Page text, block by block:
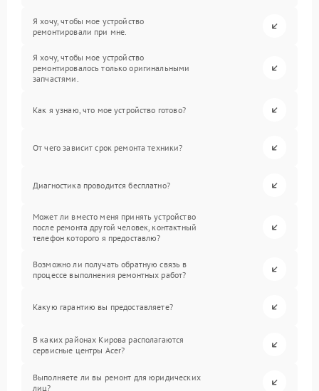
Я хочу, чтобы мое устройство
ремонтировали при мне.
Я хочу, чтобы мое устройство
ремонтировалось только оригинальными
запчастями.
Как я узнаю, что мое устройство готово?
От чего зависит срок ремонта техники?
Диагностика проводится бесплатно?
Может ли вместо меня принять устройство
после ремонта другой человек, контактный
телефон которого я предоставлю?
Возможно ли получать обратную связь в
процессе выполнения ремонтных работ?
Какую гарантию вы предоставляете?
В каких районах Кирова располагаются
сервисные центры Acer?
Выполняете ли вы ремонт для юридических
лиц?